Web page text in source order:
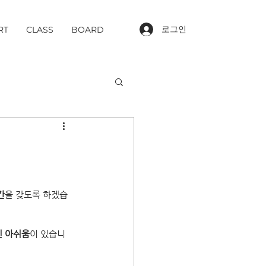
CLASS BOARD 로그인
을 갖도록 하겠습
아쉬움이 있습니